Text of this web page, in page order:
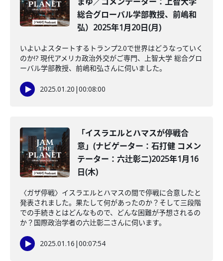
総合グローバル学部教授、前嶋和
弘）2025年1月20日(月)
いよいよスタートするトランプ2.0で世界はどうなっていく
のか!? 現代アメリカ政治外交がご専門、上智大学 総合グロ
ーバル学部教授、前嶋和弘さんに伺いました。
2025.01.20 |00:08:00
「イスラエルとハマスが停戦合
意」(ナビゲーター：石打健 コメン
テーター：六辻彰二)2025年1月16
日(木)
〈ガザ停戦〉イスラエルとハマスの間で停戦に合意したと
発表されました。果たして何があったのか？そして三段階
での手続きとはどんなもので、どんな困難が予想されるの
か？国際政治学者の六辻彰二さんに伺います。
2025.01.16 |00:07:54